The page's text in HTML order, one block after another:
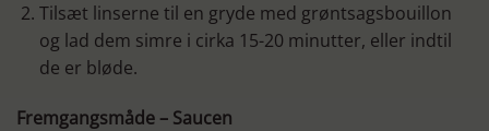
Tilsæt linserne til en gryde med grøntsagsbouillon
og lad dem simre i cirka 15-20 minutter, eller indtil
de er bløde.
Fremgangsmåde – Saucen